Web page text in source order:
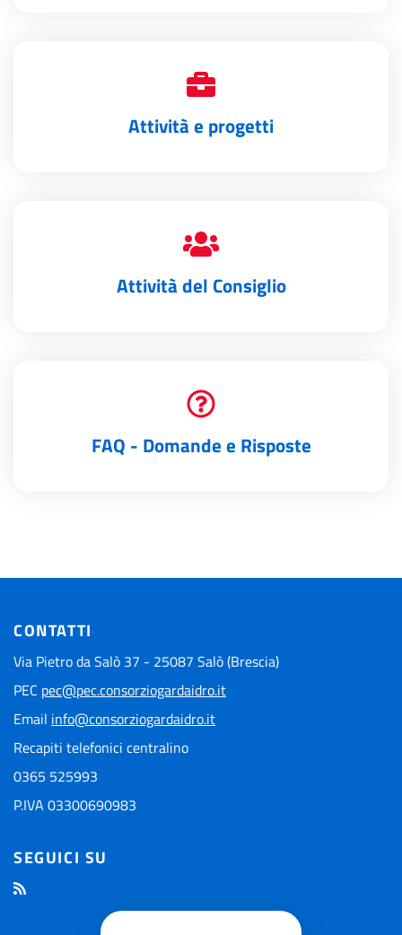
Attività e progetti
Attività del Consiglio
FAQ - Domande e Risposte
CONTATTI
Via Pietro da Salò 37 - 25087 Salò (Brescia)
PEC pec@pec.consorziogardaidro.it
Email info@consorziogardaidro.it
Recapiti telefonici centralino
0365 525993
P.IVA 03300690983
SEGUICI SU